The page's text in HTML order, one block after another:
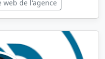
web de l'agence